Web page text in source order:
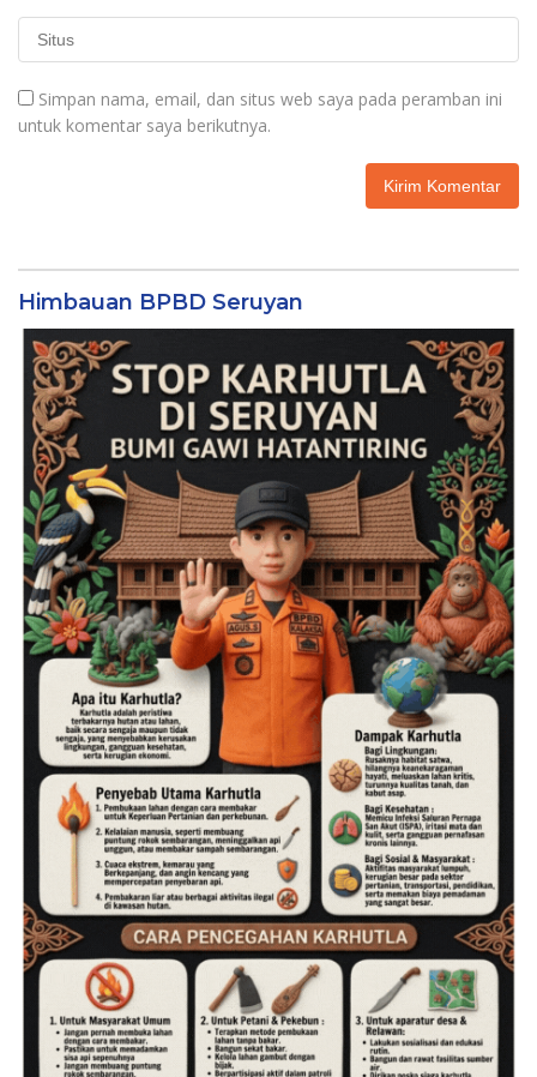
Simpan nama, email, dan situs web saya pada peramban ini
untuk komentar saya berikutnya.
Himbauan BPBD Seruyan